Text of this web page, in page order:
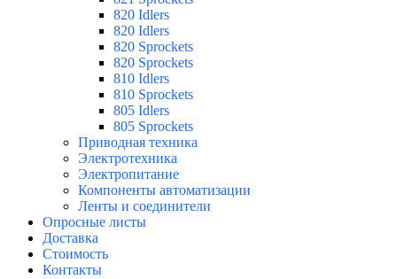
820 Idlers
820 Idlers
820 Sprockets
820 Sprockets
810 Idlers
810 Sprockets
805 Idlers
805 Sprockets
Приводная техника
Электротехника
Электропитание
Компоненты автоматизации
Ленты и соединители
Опросные листы
Доставка
Стоимость
Контакты